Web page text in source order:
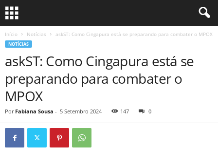
Início Notícias askST: Como Cingapura está se preparando para combater o MPOX
NOTÍCIAS
askST: Como Cingapura está se
preparando para combater o
MPOX
Por Fabiana Sousa - 5 Setembro 2024 147 0